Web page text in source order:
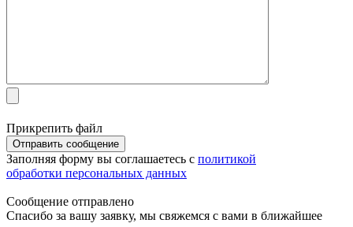
Прикрепить файл
Отправить сообщение
Заполняя форму вы соглашаетесь с политикой
обработки персональных данных
Сообщение отправлено
Спасибо за вашу заявку, мы свяжемся с вами в ближайшее